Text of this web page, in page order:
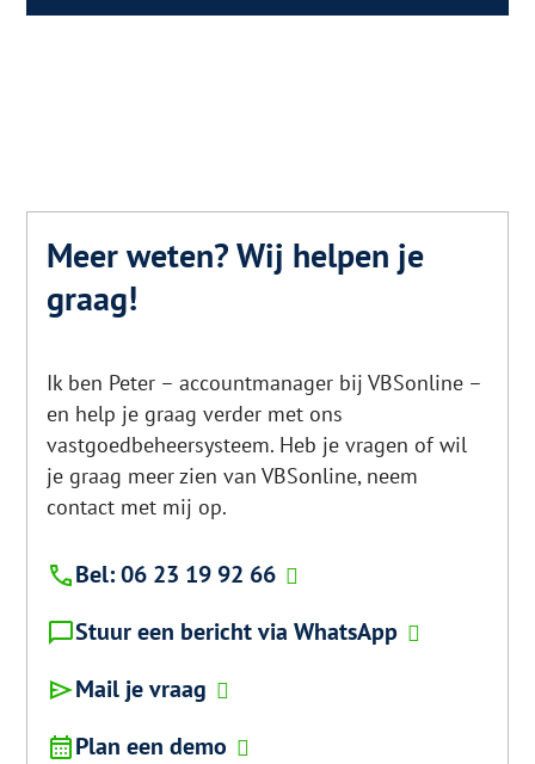
Meer weten? Wij helpen je
graag!
Ik ben Peter – accountmanager bij VBSonline –
en help je graag verder met ons
vastgoedbeheersysteem. Heb je vragen of wil
je graag meer zien van VBSonline, neem
contact met mij op.
Bel: 06 23 19 92 66
Stuur een bericht via WhatsApp
Mail je vraag
Plan een demo